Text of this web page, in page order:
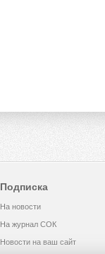
Подписка
На новости
На журнал СОК
Новости на ваш сайт